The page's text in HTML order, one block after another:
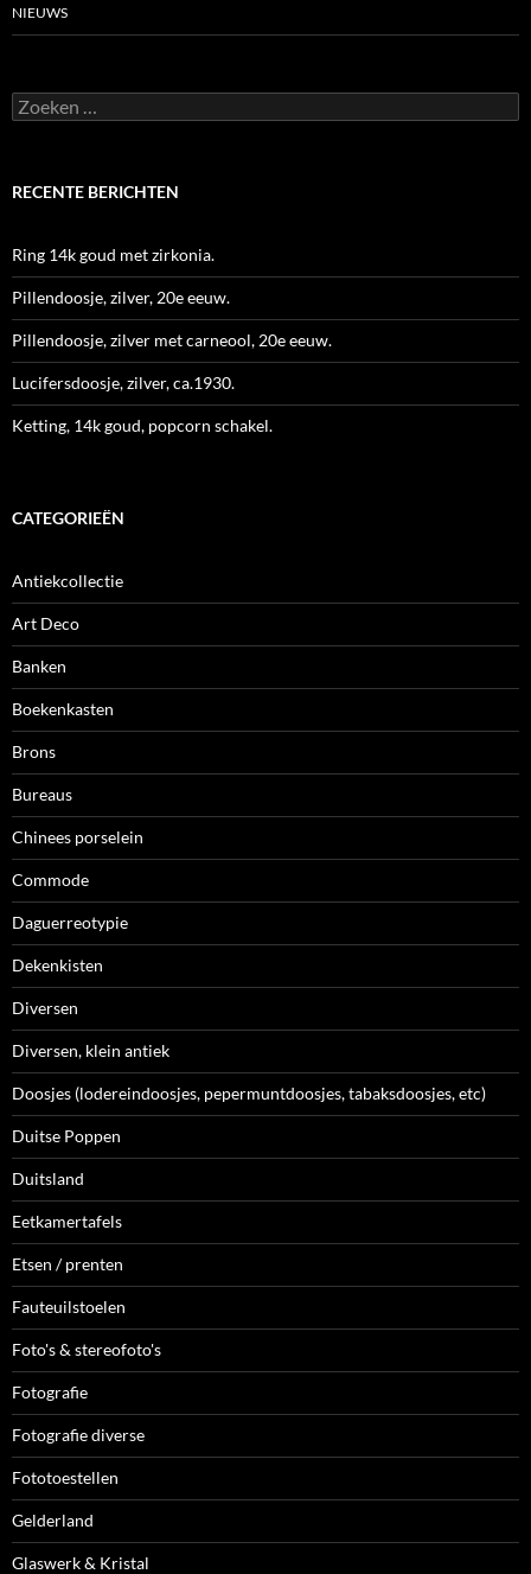
NIEUWS
Zoeken
naar:
RECENTE BERICHTEN
Ring 14k goud met zirkonia.
Pillendoosje, zilver, 20e eeuw.
Pillendoosje, zilver met carneool, 20e eeuw.
Lucifersdoosje, zilver, ca.1930.
Ketting, 14k goud, popcorn schakel.
CATEGORIEËN
Antiekcollectie
Art Deco
Banken
Boekenkasten
Brons
Bureaus
Chinees porselein
Commode
Daguerreotypie
Dekenkisten
Diversen
Diversen, klein antiek
Doosjes (lodereindoosjes, pepermuntdoosjes, tabaksdoosjes, etc)
Duitse Poppen
Duitsland
Eetkamertafels
Etsen / prenten
Fauteuilstoelen
Foto's & stereofoto's
Fotografie
Fotografie diverse
Fototoestellen
Gelderland
Glaswerk & Kristal